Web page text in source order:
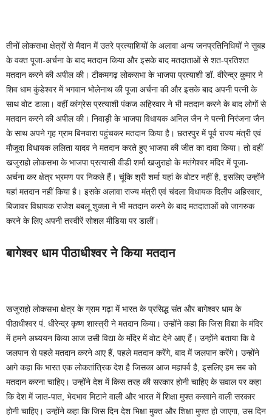
तीनों लोकसभा क्षेत्रों से मैदान में उतरे प्रत्याशियों के अलावा अन्य जनप्रतिनिधियों ने सुबह
के वक्त पूजा-अर्चना के बाद मतदान किया और इसके बाद मतदाताओं से शत-प्रतिशत
मतदान करने की अपील की। टीकमगढ़ लोकसभा के भाजपा प्रत्याशी डॉ. वीरेन्द्र कुमार ने
शिव धाम कुंडेश्वर में भगवान भोलेनाथ की पूजा अर्चना की और इसके बाद अपनी पत्नी के
साथ वोट डाला। वहीं कांग्रेस प्रत्याशी पंकज अहिरवार ने भी मतदान करने के बाद लोगों से
मतदान करने की अपील की। निवाड़ी के भाजपा विधायक अनिल जैन ने पत्नी निरंजना जैन
के साथ अपने गृह ग्राम बिनवारा पहुंचकर मतदान किया है। छतरपुर में पूर्व राज्य मंत्री एवं
मौजूदा विधायक ललिता यादव ने मतदान करते हुए भाजपा की जीत का दावा किया। तो वहीं
खजुराहो लोकसभा के भाजपा प्रत्यासी वीडी शर्मा खजुराहो के मतंगेश्वर मंदिर में पूजा-
अर्चना कर क्षेत्र भ्रमण पर निकले हैं। चूंकि श्री शर्मा यहां के वोटर नहीं है, इसलिए उन्होंने
यहां मतदान नहीं किया है। इसके अलावा राज्य मंत्री एवं चंदला विधायक दिलीप अहिरवार,
बिजावर विधायक राजेश बबलू शुक्ला ने भी मतदान करने के बाद मतदाताओं को जागरुक
करने के लिए अपनी तस्वीरें सोशल मीडिया पर डालीं।
बागेश्वर धाम पीठाधीश्वर ने किया मतदान
खजुराहो लोकसभा क्षेत्र के ग्राम गढ़ा में भारत के प्रसिद्ध संत और बागेश्वर धाम के
पीठाधीश्वर पं. धीरेन्द्र कृष्ण शास्त्री ने मतदान किया। उन्होंने कहा कि जिस विद्या के मंदिर
में हमने अध्ययन किया आज उसी विद्या के मंदिर में वोट देने आए हैं। उन्होंने बताया कि वे
जलपान से पहले मतदान करने आए हैं, पहले मतदान करेंगे, बाद में जलपान करेंगे। उन्होंने
आगे कहा कि भारत एक लोकतांत्रिक देश है जिसका आज महापर्व है, इसलिए हम सब को
मतदान करना चाहिए। उन्होंने देश में किस तरह की सरकार होनी चाहिए के सवाल पर कहा
कि देश में जात-पात, भेदभाव मिटाने वाली और भारत में शिक्षा मुफ्त करवाने वाली सरकार
होनी चाहिए। उन्होंने कहा कि जिस दिन देश भिक्षा मुक्त और शिक्षा मुफ्त हो जाएगा, उस दिन